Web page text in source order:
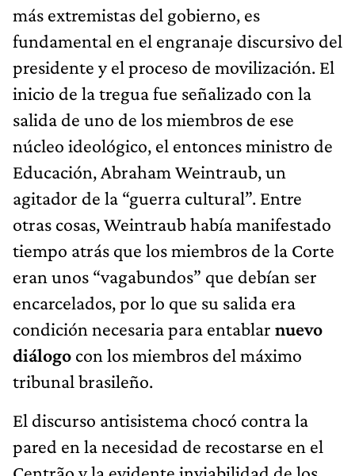
más extremistas del gobierno, es
fundamental en el engranaje discursivo del
presidente y el proceso de movilización. El
inicio de la tregua fue señalizado con la
salida de uno de los miembros de ese
núcleo ideológico, el entonces ministro de
Educación, Abraham Weintraub, un
agitador de la “guerra cultural”. Entre
otras cosas, Weintraub había manifestado
tiempo atrás que los miembros de la Corte
eran unos “vagabundos” que debían ser
encarcelados, por lo que su salida era
condición necesaria para entablar nuevo
diálogo con los miembros del máximo
tribunal brasileño.
El discurso antisistema chocó contra la
pared en la necesidad de recostarse en el